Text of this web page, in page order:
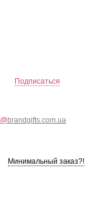
Подписаться
@ brandgifts.com.ua
Минимальный заказ?!